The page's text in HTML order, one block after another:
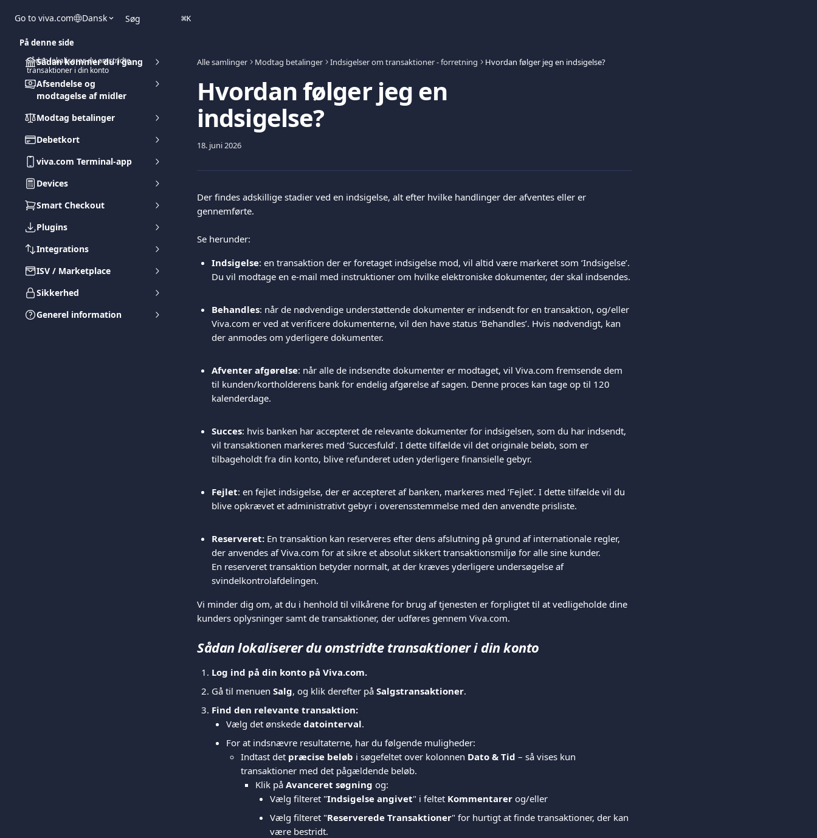
Go to viva.com Dansk Søg ⌘K
Sådan kommer du i gang
Afsendelse og
modtagelse af midler
Modtag betalinger
Debetkort
viva.com Terminal-app
Devices
Smart Checkout
Plugins
Integrations
ISV / Marketplace
Sikkerhed
Generel information
Alle samlinger Modtag betalinger Indsigelser om transaktioner - forretning Hvordan følger jeg en indsigelse?
Hvordan følger jeg en
indsigelse?
18. juni 2026
Der findes adskillige stadier ved en indsigelse, alt efter hvilke handlinger der afventes eller er
gennemførte.
Se herunder:
Indsigelse: en transaktion der er foretaget indsigelse mod, vil altid være markeret som ‘Indsigelse’.
Du vil modtage en e-mail med instruktioner om hvilke elektroniske dokumenter, der skal indsendes.
Behandles: når de nødvendige understøttende dokumenter er indsendt for en transaktion, og/eller
Viva.com er ved at verificere dokumenterne, vil den have status ‘Behandles’. Hvis nødvendigt, kan
der anmodes om yderligere dokumenter.
Afventer afgørelse: når alle de indsendte dokumenter er modtaget, vil Viva.com fremsende dem
til kunden/kortholderens bank for endelig afgørelse af sagen. Denne proces kan tage op til 120
kalenderdage.
Succes: hvis banken har accepteret de relevante dokumenter for indsigelsen, som du har indsendt,
vil transaktionen markeres med ‘Succesfuld’. I dette tilfælde vil det originale beløb, som er
tilbageholdt fra din konto, blive refunderet uden yderligere finansielle gebyr.
Fejlet: en fejlet indsigelse, der er accepteret af banken, markeres med ‘Fejlet’. I dette tilfælde vil du
blive opkrævet et administrativt gebyr i overensstemmelse med den anvendte prisliste.
Reserveret: En transaktion kan reserveres efter dens afslutning på grund af internationale regler,
der anvendes af Viva.com for at sikre et absolut sikkert transaktionsmiljø for alle sine kunder.
En reserveret transaktion betyder normalt, at der kræves yderligere undersøgelse af
svindelkontrolafdelingen.
Vi minder dig om, at du i henhold til vilkårene for brug af tjenesten er forpligtet til at vedligeholde dine
kunders oplysninger samt de transaktioner, der udføres gennem Viva.com.
Sådan lokaliserer du omstridte transaktioner i din konto
Log ind på din konto på Viva.com.
Gå til menuen Salg, og klik derefter på Salgstransaktioner.
Find den relevante transaktion:
Vælg det ønskede datointerval.
For at indsnævre resultaterne, har du følgende muligheder:
Indtast det præcise beløb i søgefeltet over kolonnen Dato & Tid – så vises kun
transaktioner med det pågældende beløb.
Klik på Avanceret søgning og:
Vælg filteret "Indsigelse angivet" i feltet Kommentarer og/eller
Vælg filteret "Reserverede Transaktioner" for hurtigt at finde transaktioner, der kan
være bestridt.
På denne side
Sådan lokaliserer du omstridte
transaktioner i din konto